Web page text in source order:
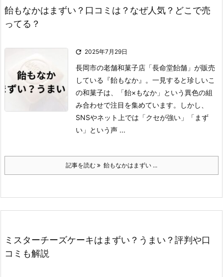
飴もなかはまずい？口コミは？なぜ人気？どこで売
ってる？
 2025年7月29日
長岡市の老舗和菓子店「長命堂飴舗」が販売
している『飴もなか』。 一見すると珍しいこ
の和菓子は、「飴×もなか」という異色の組
み合わせで注目を集めています。
しかし、
SNSやネット上では「クセが強い」「まず
い」という声 ...
記事を読む 飴もなかはまずい ...
ミスターチーズケーキはまずい？うまい？評判や口
コミも解説